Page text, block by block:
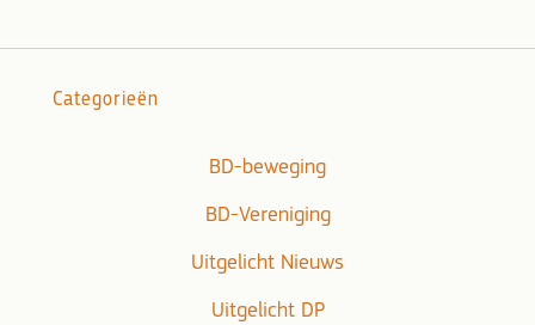
Categorieën
BD-beweging
BD-Vereniging
Uitgelicht Nieuws
Uitgelicht DP